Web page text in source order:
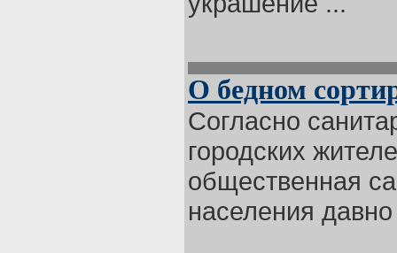
О бедном
Согласно
городских
общественная
населения